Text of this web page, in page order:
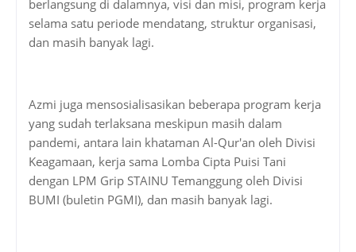
berlangsung di dalamnya, visi dan misi, program kerja
selama satu periode mendatang, struktur organisasi,
dan masih banyak lagi.
Azmi juga mensosialisasikan beberapa program kerja
yang sudah terlaksana meskipun masih dalam
pandemi, antara lain khataman Al-Qur'an oleh Divisi
Keagamaan, kerja sama Lomba Cipta Puisi Tani
dengan LPM Grip STAINU Temanggung oleh Divisi
BUMI (buletin PGMI), dan masih banyak lagi.